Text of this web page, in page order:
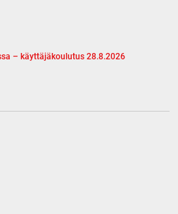
– käyttäjäkoulutus 28.8.2026